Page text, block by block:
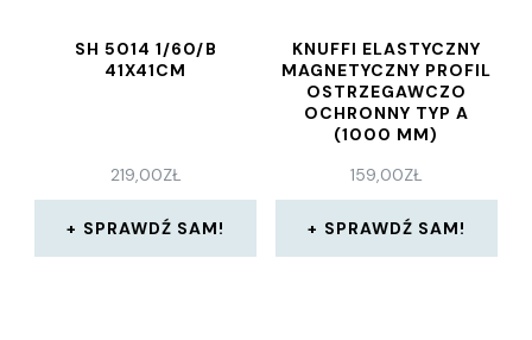
SH 5014 1/60/B
41X41CM
219,00ZŁ
SPRAWDŹ SAM!
KNUFFI ELASTYCZNY
MAGNETYCZNY PROFIL
OSTRZEGAWCZO
OCHRONNY TYP A
(1000 MM)
159,00ZŁ
SPRAWDŹ SAM!